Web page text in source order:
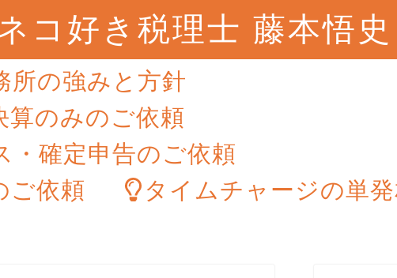
コ好き税理士 藤本悟史
所の強みと方針
算のみのご依頼
・確定申告のご依頼
ご依頼
タイムチャージの単